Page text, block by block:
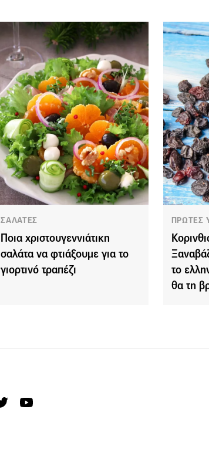
ΣΑΛΑΤΕΣ
Ποια χριστουγεννιάτικη
σαλάτα να φτιάξουμε για το
γιορτινό τραπέζι
ΠΡΩΤΕΣ
το
θα τη